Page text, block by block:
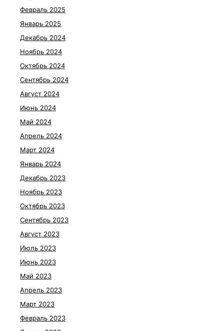
Февраль 2025
Январь 2025
Декабрь 2024
Ноябрь 2024
Октябрь 2024
Сентябрь 2024
Август 2024
Июнь 2024
Май 2024
Апрель 2024
Март 2024
Январь 2024
Декабрь 2023
Ноябрь 2023
Октябрь 2023
Сентябрь 2023
Август 2023
Июль 2023
Июнь 2023
Май 2023
Апрель 2023
Март 2023
Февраль 2023